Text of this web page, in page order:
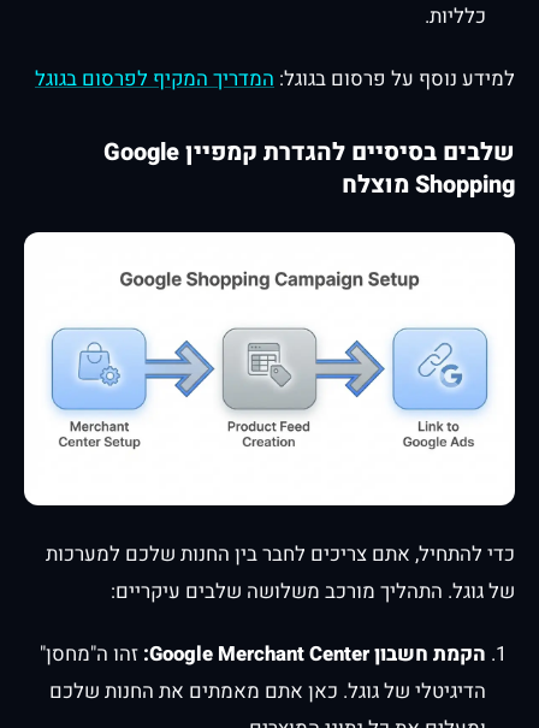
כלליות.
למידע נוסף על פרסום בגוגל: המדריך המקיף לפרסום בגוגל
שלבים בסיסיים להגדרת קמפיין Google
Shopping מוצלח
כדי להתחיל, אתם צריכים לחבר בין החנות שלכם למערכות
של גוגל. התהליך מורכב משלושה שלבים עיקריים:
הקמת חשבון Google Merchant Center:
זהו ה"מחסן"
הדיגיטלי של גוגל. כאן אתם מאמתים את החנות שלכם